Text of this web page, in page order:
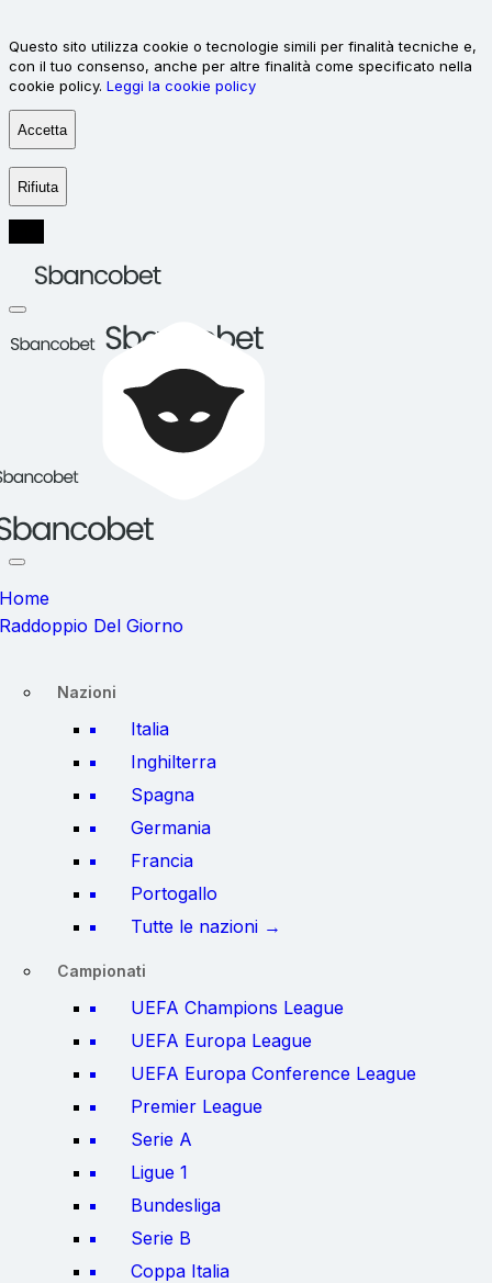
Questo sito utilizza cookie o tecnologie simili per finalità tecniche e,
con il tuo consenso, anche per altre finalità come specificato nella
cookie policy. Leggi la cookie policy
Accetta
Rifiuta
Home
Raddoppio Del Giorno
Nazioni
Italia
Inghilterra
Spagna
Germania
Francia
Portogallo
Tutte le nazioni →
Campionati
UEFA Champions League
UEFA Europa League
UEFA Europa Conference League
Premier League
Serie A
Ligue 1
Bundesliga
Serie B
Coppa Italia